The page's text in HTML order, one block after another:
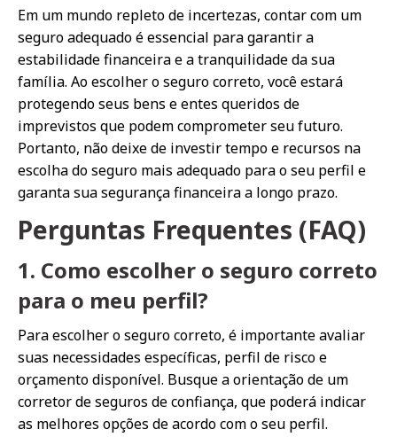
Em um mundo repleto de incertezas, contar com um
seguro adequado é essencial para garantir a
estabilidade financeira e a tranquilidade da sua
família. Ao escolher o seguro correto, você estará
protegendo seus bens e entes queridos de
imprevistos que podem comprometer seu futuro.
Portanto, não deixe de investir tempo e recursos na
escolha do seguro mais adequado para o seu perfil e
garanta sua segurança financeira a longo prazo.
Perguntas Frequentes (FAQ)
1. Como escolher o seguro correto
para o meu perfil?
Para escolher o seguro correto, é importante avaliar
suas necessidades específicas, perfil de risco e
orçamento disponível. Busque a orientação de um
corretor de seguros de confiança, que poderá indicar
as melhores opções de acordo com o seu perfil.